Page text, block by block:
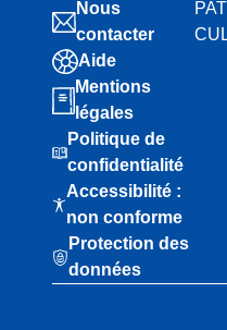
Nous
contacter
Aide
Mentions
légales
Politique de
confidentialité
Accessibilité :
non conforme
Protection des
données